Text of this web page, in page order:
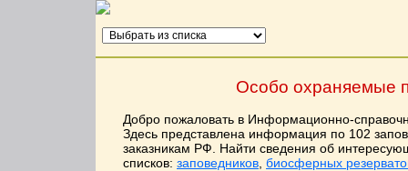
Особо охраняемые
Добро пожаловать в Информационно-
Здесь представлена информация по 102
заказникам РФ. Найти сведения об
списков: заповедников биосферных